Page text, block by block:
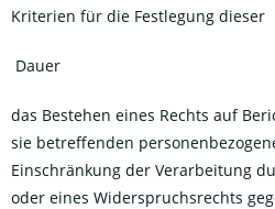
Kriterien für die Festlegung dieser
Dauer
das Bestehen eines Rechts auf
sie betreffenden
Einschränkung der Verarbeitung
oder eines Widerspruchsrechts